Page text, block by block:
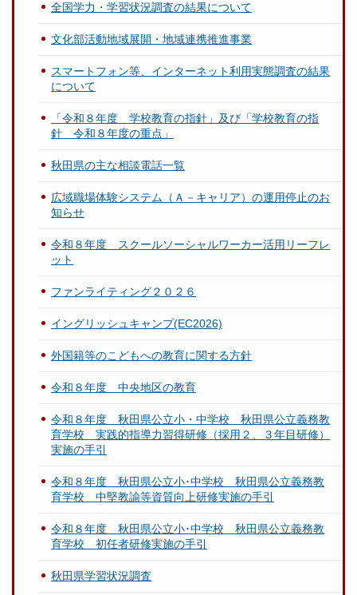
全国学力・学習状況調査の結果について
文化部活動地域展開・地域連携推進事業
スマートフォン等、インターネット利用実態調査の結果
について
「令和８年度 学校教育の指針」及び「学校教育の指
針 令和８年度の重点」
秋田県の主な相談電話一覧
広域職場体験システム（Ａ－キャリア）の運用停止のお
知らせ
令和８年度 スクールソーシャルワーカー活用リーフレ
ット
ファンライティング２０２６
イングリッシュキャンプ(EC2026)
外国籍等のこどもへの教育に関する方針
令和８年度 中央地区の教育
令和８年度 秋田県公立小・中学校 秋田県公立義務教
育学校 実践的指導力習得研修（採用２、３年目研修）
実施の手引
令和８年度 秋田県公立小･中学校 秋田県公立義務教
育学校 中堅教諭等資質向上研修実施の手引
令和８年度 秋田県公立小･中学校 秋田県公立義務教
育学校 初任者研修実施の手引
秋田県学習状況調査